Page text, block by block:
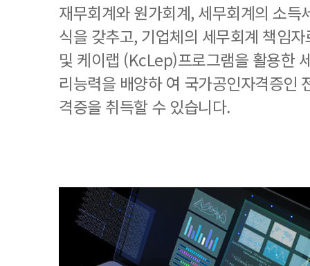
재무회계와 원가회계, 세무회계의 소득
식을 갖추고, 기업체의 세무회계 책임
및 케이랩 (KcLep)프로그램을 활용한
리능력을 배양하 여 국가공인자격증인
격증을 취득할 수 있습니다.